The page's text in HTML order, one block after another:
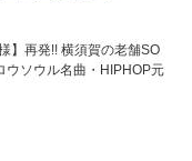
】再発!! 横須賀の老舗SO
ウソウル名曲・HIPHOP元